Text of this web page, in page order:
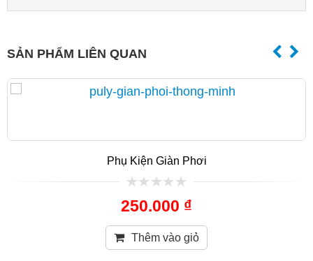
SẢN PHẨM LIÊN QUAN
Phụ Kiện Giàn Phơi
trên
5
250.000 ₫
Thêm vào giỏ